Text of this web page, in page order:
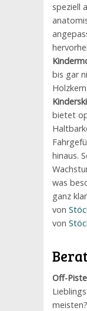
speziell
bis gar
Holzkern.
bietet
hinaus.
was
ganz
von
von
Off-Piste